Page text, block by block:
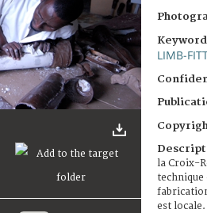
LIMB-
la Croix-
technique
est